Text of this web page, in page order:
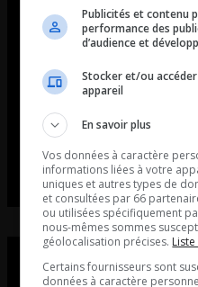
Publicités et contenu
performance des
d’audience et
Stocker et/ou
appareil
En savoir plus
Vos données à caractère
informations liées à votre
uniques et autres types de
et consultées par 66
ou utilisées spécifiquement
nous-mêmes sommes
géolocalisation précises.
Certains fournisseurs sont
données à caractère